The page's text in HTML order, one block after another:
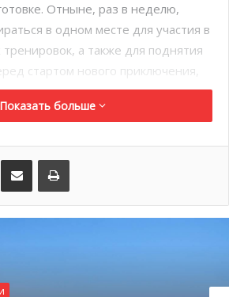
Отныне, раз в неделю,
в одном месте для участия в
а также для поднятия
стартом нового приключения,
Показать больше
Поделиться по электронной почте Распечатать